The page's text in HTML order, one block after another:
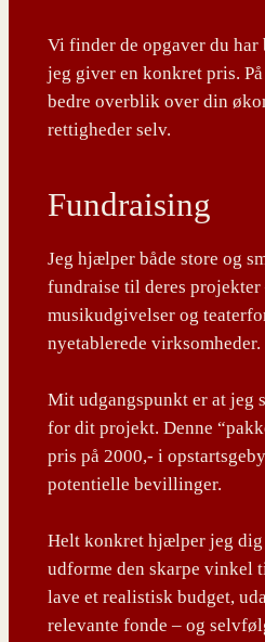
Vi finder de opgaver du
jeg giver en konkret pris.
bedre overblik over din
rettigheder selv.
Fundraising
Jeg hjælper både store og
fundraise til deres
musikudgivelser og
nyetablerede virksomheder.
Mit udgangspunkt er at jeg
for dit projekt. Denne
pris på 2000,- i
potentielle bevillinger.
Helt konkret hjælper jeg dig
udforme den skarpe vinkel
lave et realistisk budget,
relevante fonde – og